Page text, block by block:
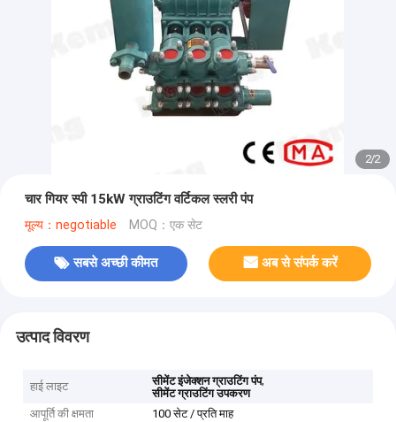
2/2
चार गियर स्पी 15kW ग्राउटिंग वर्टिकल स्लरी पंप
मूल्य：negotiable MOQ：एक सेट
सबसे अच्छी कीमत अब से संपर्क करें
उत्पाद विवरण
हाई लाइट सीमेंट इंजेक्शन ग्राउटिंग पंप,
सीमेंट ग्राउटिंग उपकरण
आपूर्ति की क्षमता
100 सेट / प्रति माह